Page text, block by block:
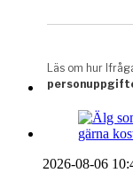
2026-08-06